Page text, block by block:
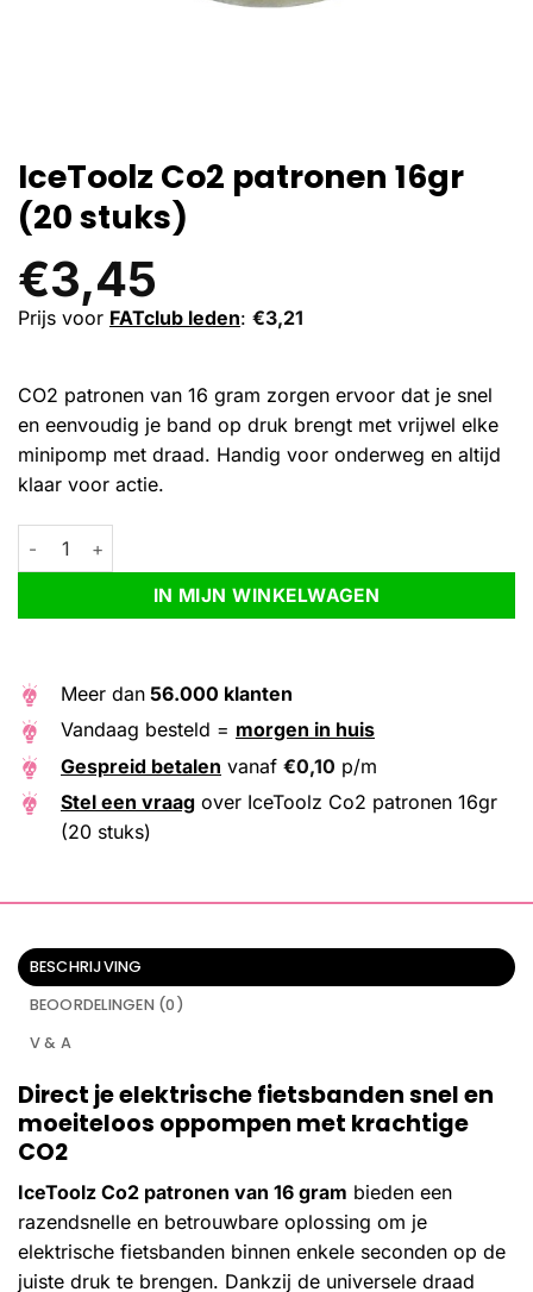
IceToolz Co2 patronen 16gr
(20 stuks)
€3,45
Prijs voor FATclub leden: €3,21
CO2 patronen van 16 gram zorgen ervoor dat je snel
en eenvoudig je band op druk brengt met vrijwel elke
minipomp met draad. Handig voor onderweg en altijd
klaar voor actie.
IceToolz Co2 patronen 16gr (20 stuks) aantal
IN MIJN WINKELWAGEN
Alternative:
Meer dan 56.000 klanten
Vandaag besteld = morgen in huis
Gespreid betalen vanaf €0,10 p/m
Stel een vraag over IceToolz Co2 patronen 16gr
(20 stuks)
BESCHRIJVING
BEOORDELINGEN (0)
V & A
Direct je elektrische fietsbanden snel en
moeiteloos oppompen met krachtige
CO2
IceToolz Co2 patronen van 16 gram bieden een
razendsnelle en betrouwbare oplossing om je
elektrische fietsbanden binnen enkele seconden op de
juiste druk te brengen. Dankzij de universele draad